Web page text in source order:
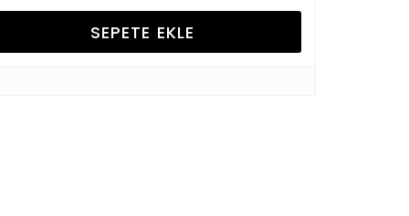
SEPETE EKLE